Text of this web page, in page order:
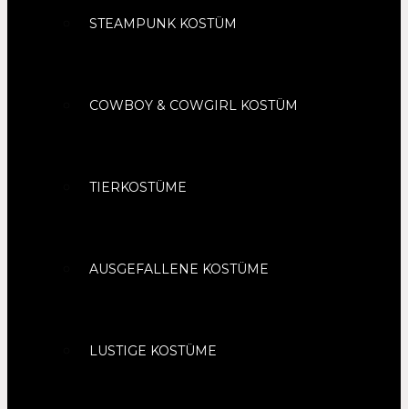
STEAMPUNK KOSTÜM
COWBOY & COWGIRL KOSTÜM
TIERKOSTÜME
AUSGEFALLENE KOSTÜME
LUSTIGE KOSTÜME